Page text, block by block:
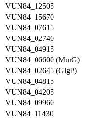
VUN84_12505
VUN84_15670
VUN84_07615
VUN84_02740
VUN84_04915
VUN84_06600 (MurG)
VUN84_02645 (GlgP)
VUN84_04815
VUN84_04205
VUN84_09960
VUN84_11430